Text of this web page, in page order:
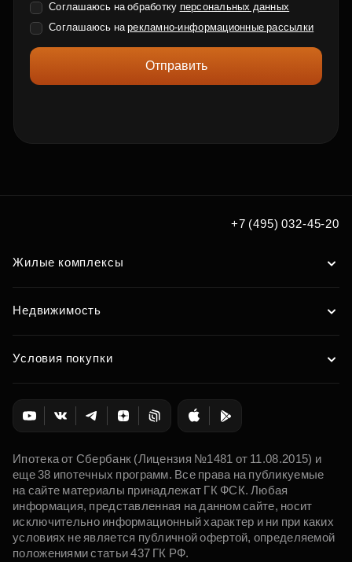
Соглашаюсь на обработку персональных данных
Соглашаюсь нарекламно-информационные рассылки
Отправить
+7 (495) 032-45-20
Жилые комплексы
Недвижимость
Условия покупки
Ипотека от Сбербанк (Лицензия №1481 от 11.08.2015) и
еще 38 ипотечных программ. Все права на публикуемые
на сайте материалы принадлежат ГК ФСК. Любая
информация, представленная на данном сайте, носит
исключительно информационный характер и ни при каких
условиях не является публичной офертой, определяемой
положениями статьи 437 ГК РФ.